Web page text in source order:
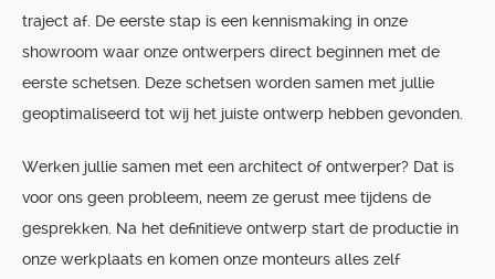
traject af. De eerste stap is een kennismaking in onze
showroom waar onze ontwerpers direct beginnen met de
eerste schetsen. Deze schetsen worden samen met jullie
geoptimaliseerd tot wij het juiste ontwerp hebben gevonden.
Werken jullie samen met een architect of ontwerper? Dat is
voor ons geen probleem, neem ze gerust mee tijdens de
gesprekken. Na het definitieve ontwerp start de productie in
onze werkplaats en komen onze monteurs alles zelf